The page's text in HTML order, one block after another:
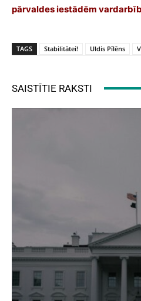
pārvaldes iestādēm
TAGS Stabilitātei! Uldis Pīlēns
SAISTĪTIE RAKSTI